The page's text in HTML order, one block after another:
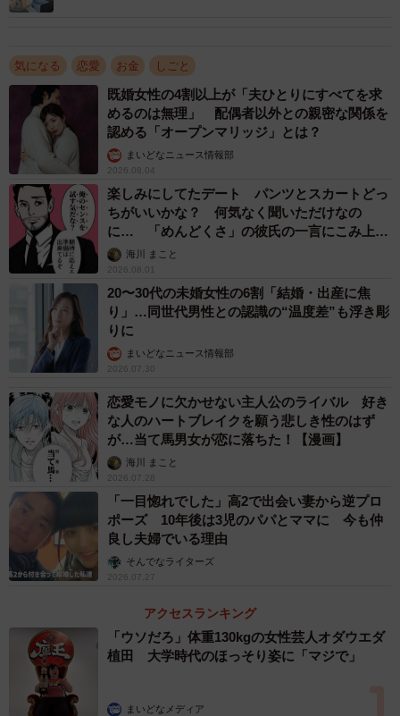
が数字に表れています。38.4％が年の差アプローチの経験
年の差アタックのようなアプローチを受けた／した経験はありますか？
（提供画像）
年の差アタックを受けた／したー経験について、男女別で
男性は19.0％にとどまりました。結婚相談所の現場でも、
40～50代の男性が20代の女性にアプローチするケースは少
なくないようです。
年上からのアプローチ、「条件次第ならOK」が最
気になる 恋愛 お金 しごと
既婚女性の4割以上が「夫ひとりにすべてを求
めるのは無理」 配偶者以外との親密な関係を
認める「オープンマリッジ」とは？
まいどなニュース情報部
2026.08.04
楽しみにしてたデート パンツとスカートどっ
ちがいいかな？ 何気なく聞いただけなの
に… 「めんどくさ」の彼氏の一言にこみ上げ
る寂しさ【漫画】
海川 まこと
2026.08.01
20〜30代の未婚女性の6割「結婚・出産に焦
り」…同世代男性との認識の“温度差”も浮き彫
りに
まいどなニュース情報部
2026.07.30
恋愛モノに欠かせない主人公のライバル 好き
な人のハートブレイクを願う悲しき性のはず
が…当て馬男女が恋に落ちた！【漫画】
海川 まこと
2026.07.28
「一目惚れでした」高2で出会い妻から逆プロ
ポーズ 10年後は3児のパパとママに 今も仲
良し夫婦でいる理由
そんでなライターズ
2026.07.27
アクセスランキング
「ウソだろ」体重130kgの女性芸人オダウエダ
植田 大学時代のほっそり姿に「マジで」
まいどなメディア